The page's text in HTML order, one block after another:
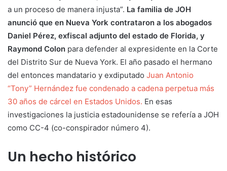
a un proceso de manera injusta”. La familia de JOH
anunció que en Nueva York contrataron a los abogados
Daniel Pérez, exfiscal adjunto del estado de Florida, y
Raymond Colon para defender al expresidente en la Corte
del Distrito Sur de Nueva York. El año pasado el hermano
del entonces mandatario y exdiputado Juan Antonio
“Tony” Hernández fue condenado a cadena perpetua más
30 años de cárcel en Estados Unidos. En esas
investigaciones la justicia estadounidense se refería a JOH
como CC-4 (co-conspirador número 4).
Un hecho histórico